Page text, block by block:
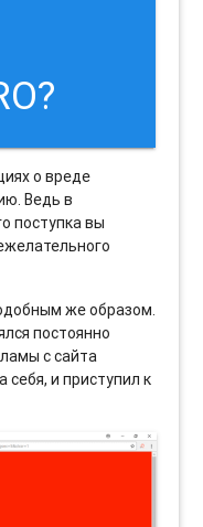
о вреде
Ведь в
поступка вы
же образом.
постоянно
с сайта
себя, и приступил к